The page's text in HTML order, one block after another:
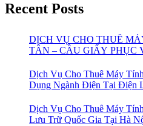
Recent Posts
DỊCH VỤ CHO THUÊ
TÂN – CẦU GIẤY PHỤC
Dịch Vụ Cho Thuê Máy
Dụng Ngành Điện Tại Điện
Dịch Vụ Cho Thuê Máy
Lưu Trữ Quốc Gia Tại Hà